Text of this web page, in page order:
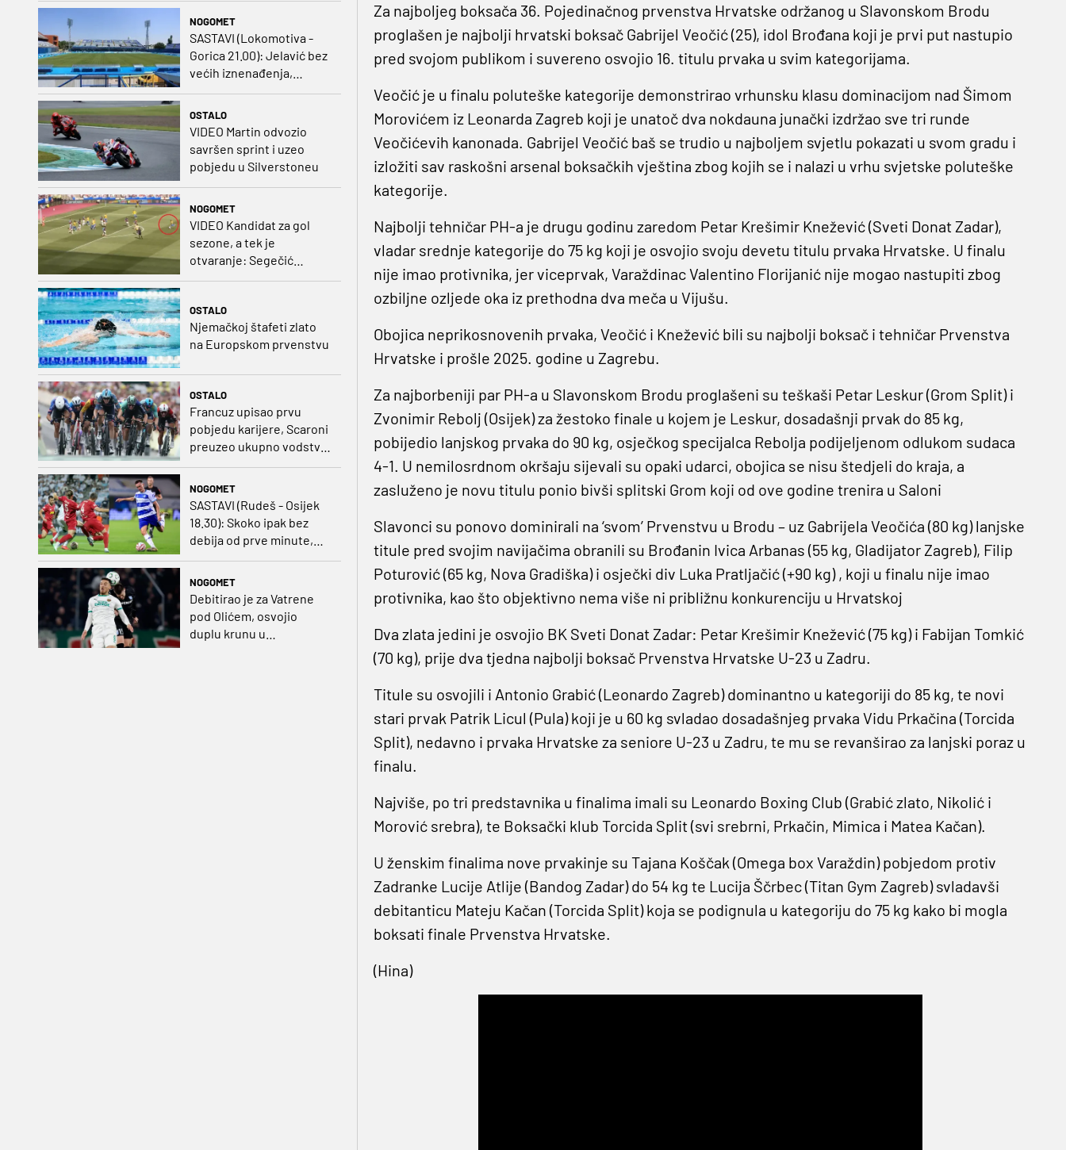
NOGOMET
SASTAVI (Lokomotiva -
Gorica 21.00): Jelavić bez
većih iznenađenja,
Carević u vatru gurnuo
OSTALO
VIDEO Martin odvozio
savršen sprint i uzeo
pobjedu u Silverstoneu
NOGOMET
VIDEO Kandidat za gol
sezone, a tek je
otvaranje: Segečić
OSTALO
Njemačkoj štafeti zlato
na Europskom prvenstvu
OSTALO
Francuz upisao prvu
pobjedu karijere, Scaroni
preuzeo ukupno vodstvo
u Poljskoj
NOGOMET
SASTAVI (Rudeš - Osijek
18.30): Skoko ipak bez
debija od prve minute,
prvo kolo
NOGOMET
Debitirao je za Vatrene
pod Olićem, osvojio
duplu krunu u
Za najboljeg boksača 36. Pojedinačnog prvenstva Hrvatske održanog u Slavonskom Brodu
proglašen je najbolji hrvatski boksač Gabrijel Veočić (25), idol Brođana koji je prvi put nastupio
pred svojom publikom i suvereno osvojio 16. titulu prvaka u svim kategorijama.
Veočić je u finalu poluteške kategorije demonstrirao vrhunsku klasu dominacijom nad Šimom
Morovićem iz Leonarda Zagreb koji je unatoč dva nokdauna junački izdržao sve tri runde
Veočićevih kanonada. Gabrijel Veočić baš se trudio u najboljem svjetlu pokazati u svom gradu i
izložiti sav raskošni arsenal boksačkih vještina zbog kojih se i nalazi u vrhu svjetske poluteške
kategorije.
Najbolji tehničar PH-a je drugu godinu zaredom Petar Krešimir Knežević (Sveti Donat Zadar),
vladar srednje kategorije do 75 kg koji je osvojio svoju devetu titulu prvaka Hrvatske. U finalu
nije imao protivnika, jer viceprvak, Varaždinac Valentino Florijanić nije mogao nastupiti zbog
ozbiljne ozljede oka iz prethodna dva meča u Vijušu.
Obojica neprikosnovenih prvaka, Veočić i Knežević bili su najbolji boksač i tehničar Prvenstva
Hrvatske i prošle 2025. godine u Zagrebu.
Za najborbeniji par PH-a u Slavonskom Brodu proglašeni su teškaši Petar Leskur (Grom Split) i
Zvonimir Rebolj (Osijek) za žestoko finale u kojem je Leskur, dosadašnji prvak do 85 kg,
pobijedio lanjskog prvaka do 90 kg, osječkog specijalca Rebolja podijeljenom odlukom sudaca
4-1. U nemilosrdnom okršaju sijevali su opaki udarci, obojica se nisu štedjeli do kraja, a
zasluženo je novu titulu ponio bivši splitski Grom koji od ove godine trenira u Saloni
Slavonci su ponovo dominirali na ‘svom’ Prvenstvu u Brodu – uz Gabrijela Veočića (80 kg) lanjske
titule pred svojim navijačima obranili su Brođanin Ivica Arbanas (55 kg, Gladijator Zagreb), Filip
Poturović (65 kg, Nova Gradiška) i osječki div Luka Pratljačić (+90 kg) , koji u finalu nije imao
protivnika, kao što objektivno nema više ni približnu konkurenciju u Hrvatskoj
Dva zlata jedini je osvojio BK Sveti Donat Zadar: Petar Krešimir Knežević (75 kg) i Fabijan Tomkić
(70 kg), prije dva tjedna najbolji boksač Prvenstva Hrvatske U-23 u Zadru.
Titule su osvojili i Antonio Grabić (Leonardo Zagreb) dominantno u kategoriji do 85 kg, te novi
stari prvak Patrik Licul (Pula) koji je u 60 kg svladao dosadašnjeg prvaka Vidu Prkačina (Torcida
Split), nedavno i prvaka Hrvatske za seniore U-23 u Zadru, te mu se revanširao za lanjski poraz u
finalu.
Najviše, po tri predstavnika u finalima imali su Leonardo Boxing Club (Grabić zlato, Nikolić i
Morović srebra), te Boksački klub Torcida Split (svi srebrni, Prkačin, Mimica i Matea Kačan).
U ženskim finalima nove prvakinje su Tajana Koščak (Omega box Varaždin) pobjedom protiv
Zadranke Lucije Atlije (Bandog Zadar) do 54 kg te Lucija Ščrbec (Titan Gym Zagreb) svladavši
debitanticu Mateju Kačan (Torcida Split) koja se podignula u kategoriju do 75 kg kako bi mogla
boksati finale Prvenstva Hrvatske.
(Hina)